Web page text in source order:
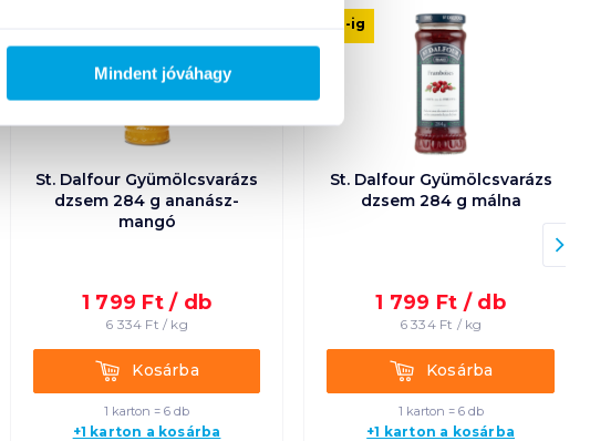
Mindent jóváhagy
St. Dalfour Gyümölcsvarázs
dzsem 284 g ananász-
mangó
1 799 Ft / db
6 334 Ft / kg
KosárbaKosárba
1 karton = 6 db
+1 karton a kosárba
St. Dalfour Gyümölcsvarázs
dzsem 284 g málna
1 799 Ft / db
6 334Ft / kg
KosárbaKosárba
1 karton = 6 db
+1 karton a kosárba
-ig